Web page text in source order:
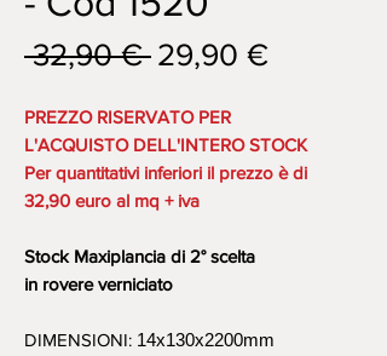
32,90 € Prezzo
29,90 €Prezzo
PREZZO RISERVATO PER
L'ACQUISTO DELL'INTERO STOCK
Per quantitativi inferiori il prezzo è di
32,90 euro al mq + iva
Stock Maxiplancia di 2° scelta
in rovere verniciato
DIMENSIONI: 14x130x2200mm